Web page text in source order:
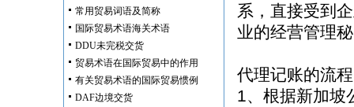
常用贸易词语及简称
国际贸易术语海关术语
DDU未完税交货
贸易术语在国际贸易中的作用
有关贸易术语的国际贸易惯例
DAF边境交货
系，直接受到
业的经营管理
代理记账的流程
1、根据新加坡